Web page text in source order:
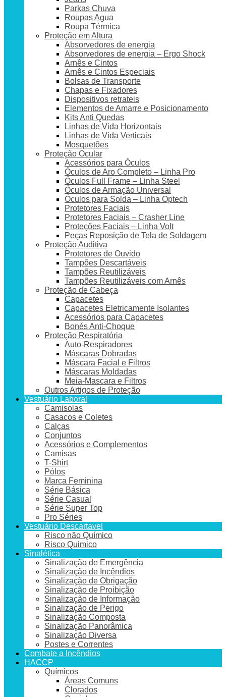
Parkas Chuva
Roupas Agua
Roupa Térmica
Proteção em Altura
Absorvedores de energia
Absorvedores de energia – Ergo Shock
Arnês e Cintos
Arnês e Cintos Especiais
Bolsas de Transporte
Chapas e Fixadores
Dispositivos retrateis
Elementos de Amarre e Posicionamento
Kits Anti Quedas
Linhas de Vida Horizontais
Linhas de Vida Verticais
Mosquetões
Proteção Ocular
Acessórios para Óculos
Óculos de Aro Completo – Linha Pro
Óculos Full Frame – Linha Steel
Óculos de Armação Universal
Óculos para Solda – Linha Optech
Protetores Faciais
Protetores Faciais – Crasher Line
Proteções Faciais – Linha Volt
Peças Reposição de Tela de Soldagem
Proteção Auditiva
Protetores de Ouvido
Tampões Descartáveis
Tampões Reutilizáveis
Tampões Reutilizáveis com Arnês
Proteção de Cabeça
Capacetes
Capacetes Eletricamente Isolantes
Acessórios para Capacetes
Bonés Anti-Choque
Proteção Respiratória
Auto-Respiradores
Máscaras Dobradas
Máscara Facial e Filtros
Máscaras Moldadas
Meia-Mascara e Filtros
Outros Artigos de Proteção
Vestuário Laboral
Camisolas
Casacos e Coletes
Calças
Conjuntos
Acessórios e Complementos
Camisas
T-Shirt
Pólos
Marca Feminina
Série Básica
Série Casual
Série Super Top
Pro Séries
Vestuário Descartavel
Risco não Químico
Risco Quimico
Sinalética
Sinalização de Emergência
Sinalização de Incêndios
Sinalização de Obrigação
Sinalização de Proibição
Sinalização de Informação
Sinalização de Perigo
Sinalização Composta
Sinalização Panorâmica
Sinalização Diversa
Postes e Correntes
Combate a Incêndios
HACCP
Químicos
Áreas Comuns
Clorados